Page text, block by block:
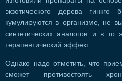
экзотического дерева
кумулируются в организме, не
синтетических аналогов и в
терапевтический эффект.
Однако надо отметить, что
сможет противостоять